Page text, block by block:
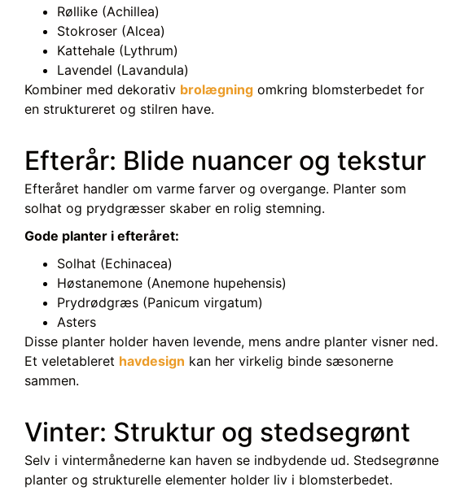
Røllike (Achillea)
Stokroser (Alcea)
Kattehale (Lythrum)
Lavendel (Lavandula)
Kombiner med dekorativ brolægning omkring blomsterbedet for
en struktureret og stilren have.
Efterår: Blide nuancer og tekstur
Efteråret handler om varme farver og overgange. Planter som
solhat og prydgræsser skaber en rolig stemning.
Gode planter i efteråret:
Solhat (Echinacea)
Høstanemone (Anemone hupehensis)
Prydrødgræs (Panicum virgatum)
Asters
Disse planter holder haven levende, mens andre planter visner ned.
Et veletableret havdesign kan her virkelig binde sæsonerne
sammen.
Vinter: Struktur og stedsegrønt
Selv i vintermånederne kan haven se indbydende ud. Stedsegrønne
planter og strukturelle elementer holder liv i blomsterbedet.